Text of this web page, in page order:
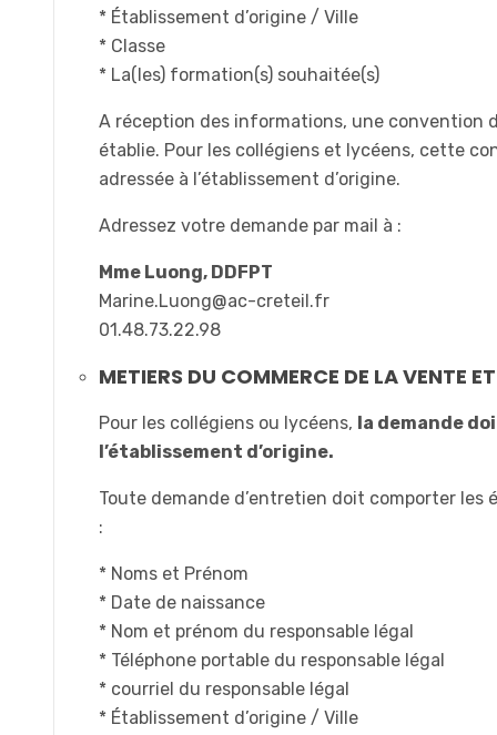
* Établissement d’origine / Ville
* Classe
* La(les) formation(s) souhaitée(s)
A réception des informations, une convention
établie. Pour les collégiens et lycéens, cette
adressée à l’établissement d’origine.
Adressez votre demande par mail à :
Mme Luong, DDFPT
Marine.Luong@ac-creteil.fr
01.48.73.22.98
METIERS DU COMMERCE DE LA VENTE
Pour les collégiens ou lycéens, la demande
l’établissement d’origine.
Toute demande d’entretien doit comporter les
:
* Noms et Prénom
* Date de naissance
* Nom et prénom du responsable légal
* Téléphone portable du responsable légal
* courriel du responsable légal
* Établissement d’origine / Ville